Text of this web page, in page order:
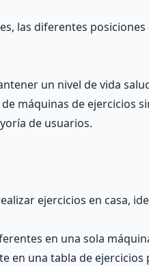
las diferentes
un nivel de vida
máquinas de ejercicios
de usuarios.
ejercicios en casa,
en una sola
en una tabla de